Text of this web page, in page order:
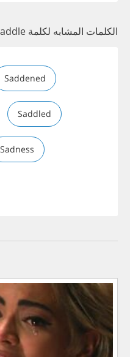
الكلمات المشابه لكلمة Saddle
Saddened
Saddled
Sadness